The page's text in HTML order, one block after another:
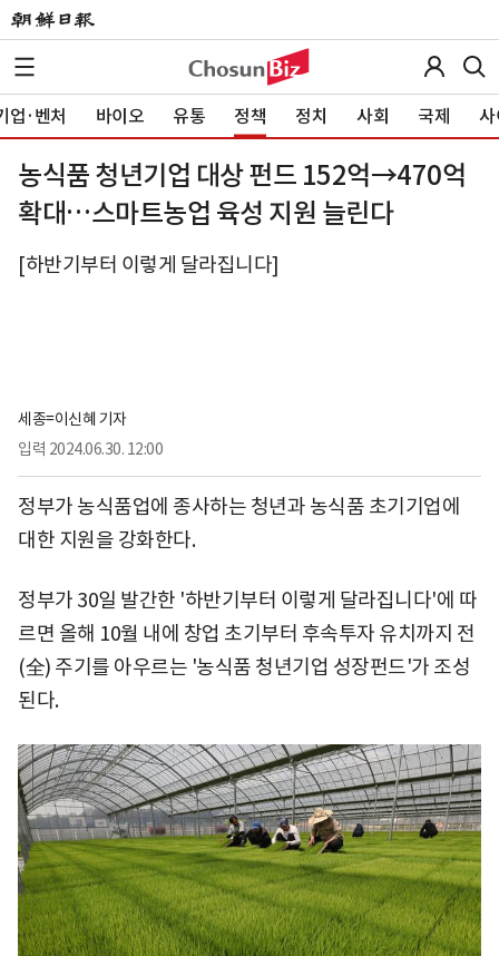
업·벤처 바이오 유통 정책 정치 사회 국제 사
농식품 청년기업 대상 펀드 152억→470억
확대…스마트농업 육성 지원 늘린다
[하반기부터 이렇게 달라집니다]
세종=이신혜 기자
입력 2024.06.30. 12:00
정부가 농식품업에 종사하는 청년과 농식품 초기기업에
대한 지원을 강화한다.
정부가 30일 발간한 '하반기부터 이렇게 달라집니다'에 따
르면 올해 10월 내에 창업 초기부터 후속투자 유치까지 전
(全) 주기를 아우르는 '농식품 청년기업 성장펀드'가 조성
된다.